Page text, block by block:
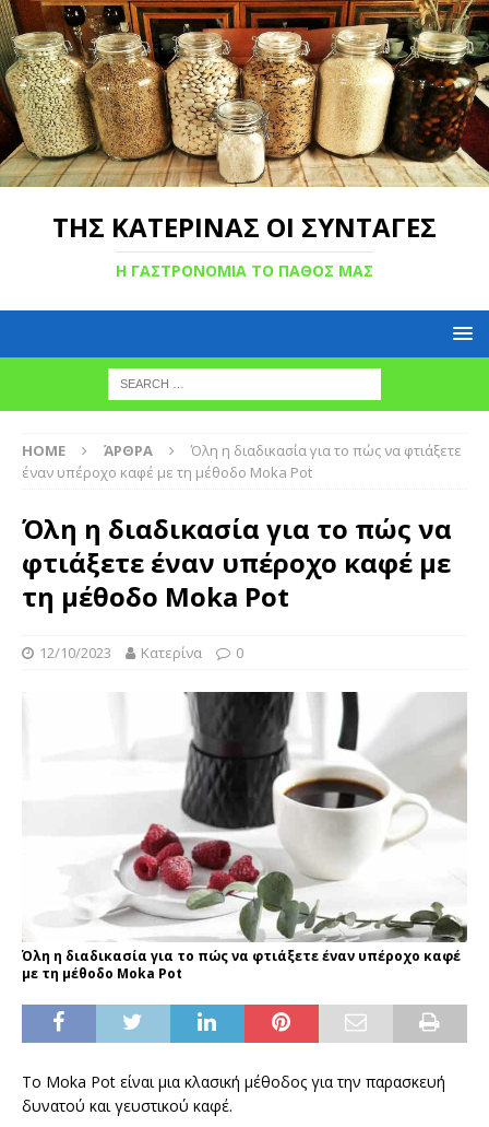
ΤΗΣ ΚΑΤΕΡΙΝΑΣ ΟΙ ΣΥΝΤΑΓΕΣ
Η ΓΑΣΤΡΟΝΟΜΙΑ ΤΟ ΠΑΘΟΣ ΜΑΣ
HOME ΆΡΘΡΑ
Όλη η διαδικασία για το πώς να φτιάξετε
έναν υπέροχο καφέ με τη μέθοδο Moka Pot
Όλη η διαδικασία για το πώς να
φτιάξετε έναν υπέροχο καφέ με
τη μέθοδο Moka Pot
12/10/2023 Κατερίνα 0
Όλη η διαδικασία για το πώς να φτιάξετε έναν υπέροχο καφέ
με τη μέθοδο Moka Pot
Το Moka Pot είναι μια κλασική μέθοδος για την παρασκευή
δυνατού και γευστικού καφέ.